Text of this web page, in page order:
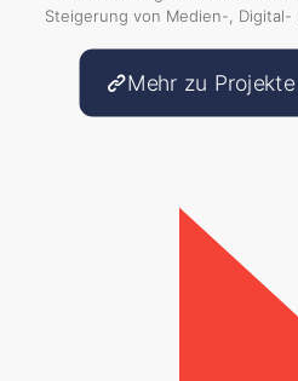
Steigerung von Medien-,
Mehr zu